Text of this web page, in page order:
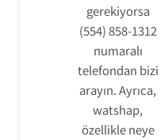
gerekiyorsa
(554) 858-1312
numaralı
telefondan bizi
arayın. Ayrıca,
watshap,
özellikle neye